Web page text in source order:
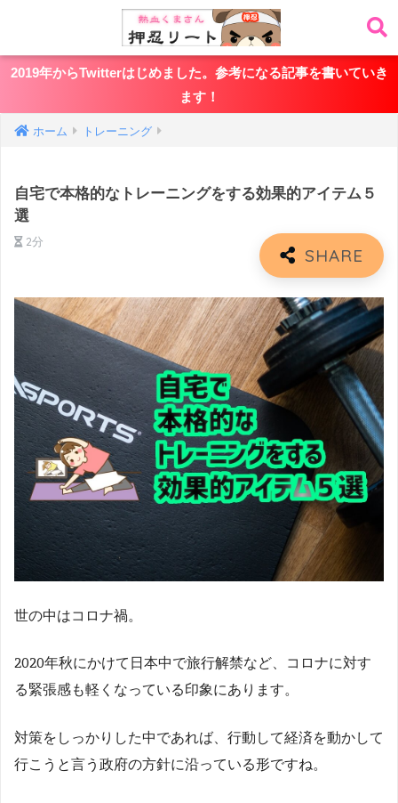
2019年からTwitterはじめました。参考になる記事を書いていき
ます！
ホーム トレーニング
自宅で本格的なトレーニングをする効果的アイテム５
選
2分
世の中はコロナ禍。
2020年秋にかけて日本中で旅行解禁など、コロナに対す
る緊張感も軽くなっている印象にあります。
対策をしっかりした中であれば、行動して経済を動かして
行こうと言う政府の方針に沿っている形ですね。